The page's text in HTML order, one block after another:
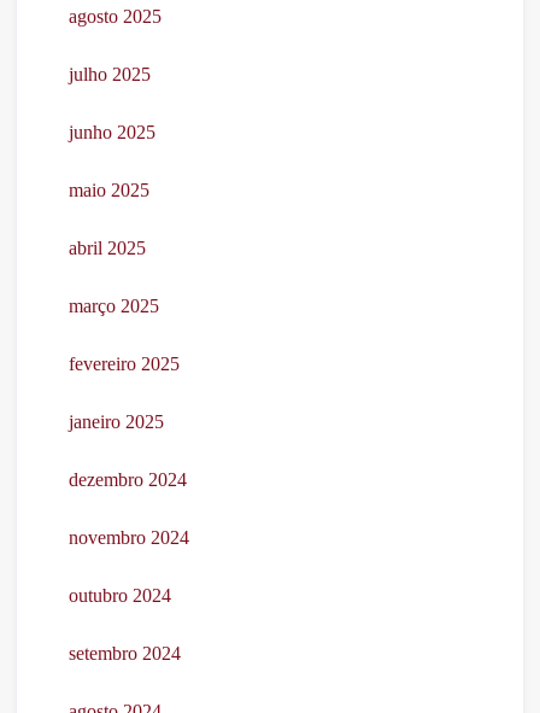
agosto 2025
julho 2025
junho 2025
maio 2025
abril 2025
março 2025
fevereiro 2025
janeiro 2025
dezembro 2024
novembro 2024
outubro 2024
setembro 2024